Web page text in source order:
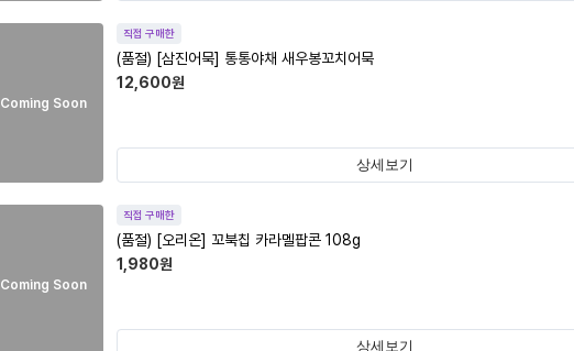
Coming Soon
직접 구매한
(품절) [삼진어묵] 통통야채 새우봉꼬치어묵
12,600원
상세보기
Coming Soon
직접 구매한
(품절) [오리온] 꼬북칩 카라멜팝콘 108g
1,980원
상세보기